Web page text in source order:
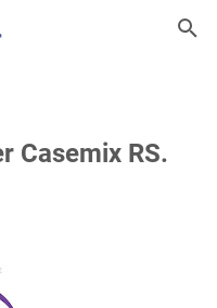
Casemix RS.